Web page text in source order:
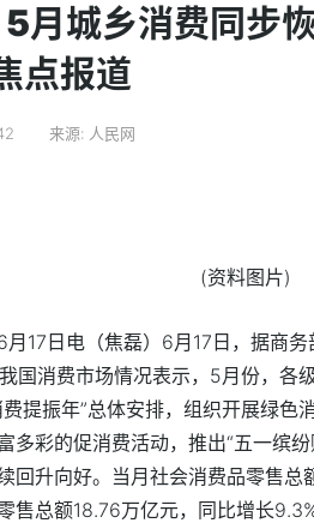
月城乡消费同步
点报道
来源: 人民网
(资料图片)
月17日电（焦磊）6月17日，据商
国消费市场情况表示，5月份，各
提振年”总体安排，组织开展绿色
多彩的促消费活动，推出“五一缤纷
回升向好。当月社会消费品零售
售总额18.76万亿元，同比增长9.3%